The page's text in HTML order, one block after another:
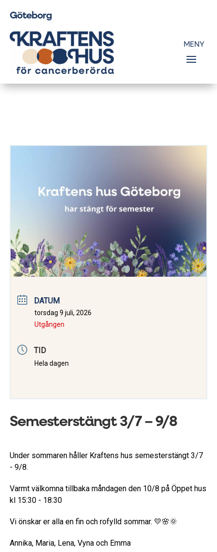
Göteborg
DATUM
torsdag 9 juli, 2026
Utgången
TID
Hela dagen
Semesterstängt 3/7 – 9/8
Under sommaren håller Kraftens hus semesterstängt 3/7
- 9/8.
Varmt välkomna tillbaka måndagen den 10/8 på Öppet hus
kl 15:30 - 18:30
Vi önskar er alla en fin och rofylld sommar. 💛🌸🌞
Annika, Maria, Lena, Vyna och Emma